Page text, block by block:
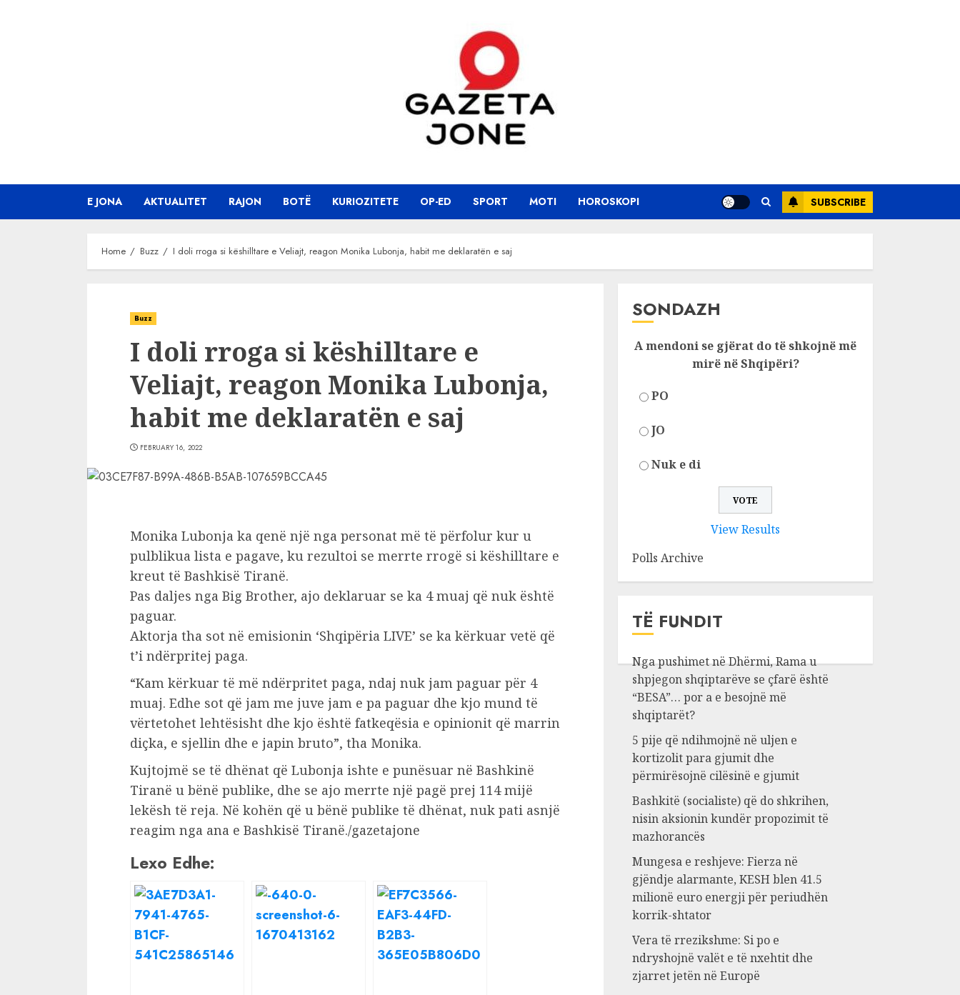
E JONA AKTUALITET RAJON BOTË KURIOZITETE OP-ED SPORT MOTI HOROSKOPI SUBSCRIBE
Home Buzz I doli rroga si këshilltare e Veliajt, reagon Monika Lubonja, habit me deklaratën e saj
Buzz
I doli rroga si këshilltare e
Veliajt, reagon Monika Lubonja,
habit me deklaratën e saj
FEBRUARY 16, 2022
Monika Lubonja ka qenë një nga personat më të përfolur kur u
pulblikua lista e pagave, ku rezultoi se merrte rrogë si këshilltare e
kreut të Bashkisë Tiranë.
Pas daljes nga Big Brother, ajo deklaruar se ka 4 muaj që nuk është
paguar.
Aktorja tha sot në emisionin ‘Shqipëria LIVE’ se ka kërkuar vetë që
t’i ndërpritej paga.
“Kam kërkuar të më ndërpritet paga, ndaj nuk jam paguar për 4
muaj. Edhe sot që jam me juve jam e pa paguar dhe kjo mund të
vërtetohet lehtësisht dhe kjo është fatkeqësia e opinionit që marrin
diçka, e sjellin dhe e japin bruto”, tha Monika.
Kujtojmë se të dhënat që Lubonja ishte e punësuar në Bashkinë
Tiranë u bënë publike, dhe se ajo merrte një pagë prej 114 mijë
lekësh të reja. Në kohën që u bënë publike të dhënat, nuk pati asnjë
reagim nga ana e Bashkisë Tiranë./gazetajone
Lexo Edhe:
SONDAZH
A mendoni se gjërat do të shkojnë më
mirë në Shqipëri?
PO
JO
Nuk e di
View Results
Polls Archive
TË FUNDIT
Nga pushimet në Dhërmi, Rama u
shpjegon shqiptarëve se çfarë është
“BESA”… por a e besojnë më
shqiptarët?
5 pije që ndihmojnë në uljen e
kortizolit para gjumit dhe
përmirësojnë cilësinë e gjumit
Bashkitë (socialiste) që do shkrihen,
nisin aksionin kundër propozimit të
mazhorancës
Mungesa e reshjeve: Fierza në
gjëndje alarmante, KESH blen 41.5
milionë euro energji për periudhën
korrik-shtator
Vera të rrezikshme: Si po e
ndryshojnë valët e të nxehtit dhe
zjarret jetën në Europë